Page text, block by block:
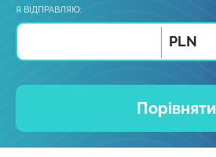
Я ВІДПРАВЛЯЮ:
PLN
Порівняти